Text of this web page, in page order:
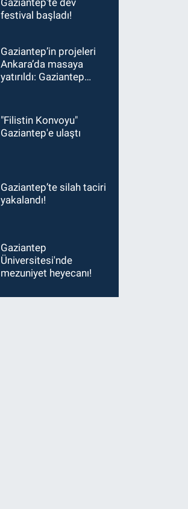
Gaziantep'te dev
festival başladı!
Gaziantep’in projeleri
Ankara’da masaya
yatırıldı: Gaziantep
"Filistin Konvoyu"
Gaziantep'e ulaştı
Gaziantep’te silah taciri
yakalandı!
Gaziantep
Üniversitesi'nde
mezuniyet heyecanı!